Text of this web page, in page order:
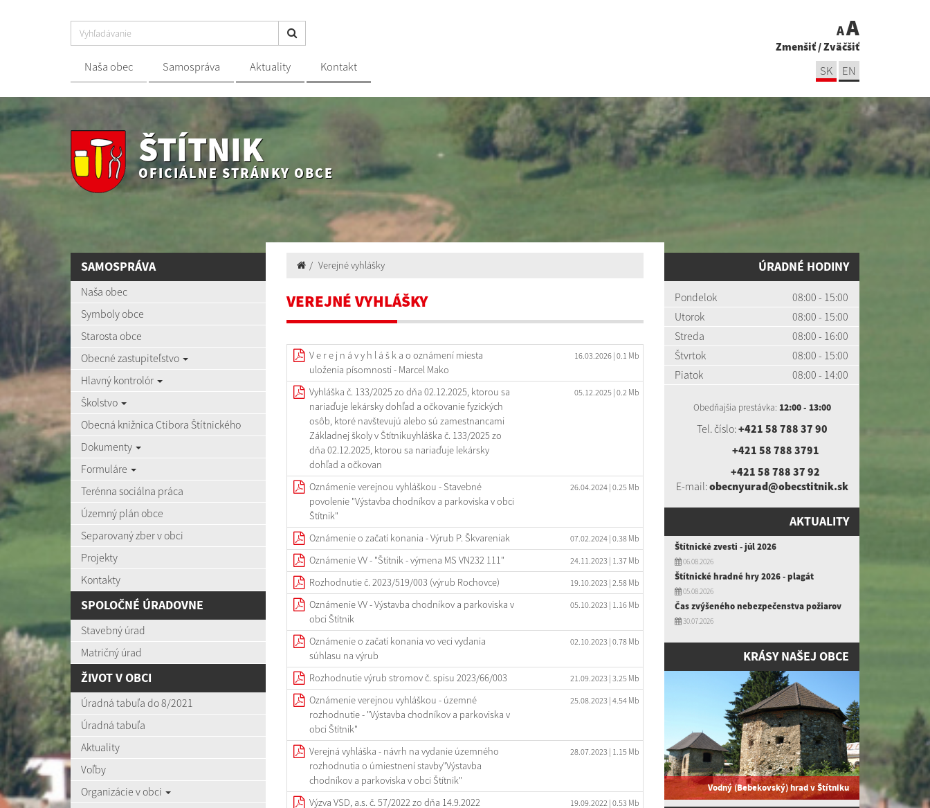
Naša obec Samospráva Aktuality Kontakt
AA
Zmenšiť/Zväčšiť
SK EN
ŠTÍTNIK
OFICIÁLNE STRÁNKY OBCE
SAMOSPRÁVA
Naša obec
Symboly obce
Starosta obce
Obecné zastupiteľstvo
Hlavný kontrolór
Školstvo
Obecná knižnica Ctibora Štítnického
Dokumenty
Formuláre
Terénna sociálna práca
Územný plán obce
Separovaný zber v obci
Projekty
Kontakty
SPOLOČNÉ ÚRADOVNE
Stavebný úrad
Matričný úrad
ŽIVOT V OBCI
Úradná tabuľa do 8/2021
Úradná tabuľa
Aktuality
Voľby
Organizácie v obci
Verejné vyhlášky
VEREJNÉ VYHLÁŠKY
V e r e j n á v y h l á š k a o oznámení miesta
uloženia písomnosti - Marcel Mako
16.03.2026 | 0.1 Mb
Vyhláška č. 133/2025 zo dňa 02.12.2025, ktorou sa
nariaďuje lekársky dohľad a očkovanie fyzických
osôb, ktoré navštevujú alebo sú zamestnancami
Základnej školy v Štítnikuyhláška č. 133/2025 zo
dňa 02.12.2025, ktorou sa nariaďuje lekársky
dohľad a očkovan
05.12.2025 | 0.2 Mb
Oznámenie verejnou vyhláškou - Stavebné
povolenie "Výstavba chodníkov a parkoviska v obci
Štítnik"
26.04.2024 | 0.25 Mb
Oznámenie o začatí konania - Výrub P. Škvareniak 07.02.2024 | 0.38 Mb
Oznámenie VV - "Štítnik - výmena MS VN232 111" 24.11.2023 | 1.37 Mb
Rozhodnutie č. 2023/519/003 (výrub Rochovce) 19.10.2023 | 2.58 Mb
Oznámenie VV - Výstavba chodníkov a parkoviska v
obci Štítnik
05.10.2023 | 1.16 Mb
Oznámenie o začatí konania vo veci vydania
súhlasu na výrub
02.10.2023 | 0.78 Mb
Rozhodnutie výrub stromov č. spisu 2023/66/003 21.09.2023 | 3.25 Mb
Oznámenie verejnou vyhláškou - územné
rozhodnutie - "Výstavba chodníkov a parkoviska v
obci Štítnik"
25.08.2023 | 4.54 Mb
Verejná vyhláška - návrh na vydanie územného
rozhodnutia o úmiestnení stavby"Výstavba
chodníkov a parkoviska v obci Štítnik"
28.07.2023 | 1.15 Mb
Výzva VSD, a.s. č. 57/2022 zo dňa 14.9.2022 19.09.2022 | 0.53 Mb
ÚRADNÉ HODINY
Pondelok
08:00 - 15:00
Utorok
08:00 - 15:00
Streda
08:00 - 16:00
Štvrtok
08:00 - 15:00
Piatok
08:00 - 14:00
Obedňajšia prestávka: 12:00 - 13:00
Tel. číslo:+421 58 788 37 90
+421 58 788 3791
+421 58 788 37 92
E-mail:obecnyurad@obecstitnik.sk
AKTUALITY
Štítnické zvesti - júl 2026
06.08.2026
Štítnické hradné hry 2026 - plagát
05.08.2026
Čas zvýšeného nebezpečenstva požiarov
30.07.2026
KRÁSY NAŠEJ OBCE
Vodný (Bebekovský) hrad v Štítniku